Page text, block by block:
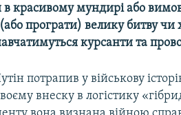
в красивому мундирі або
програти) велику битву чи
курсанти та
потрапив у військову
внеску в логістику